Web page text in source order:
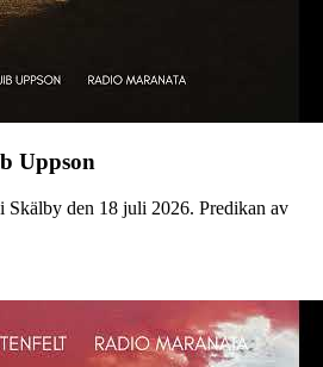
Uppson
Skälby den 18 juli 2026. Predikan av